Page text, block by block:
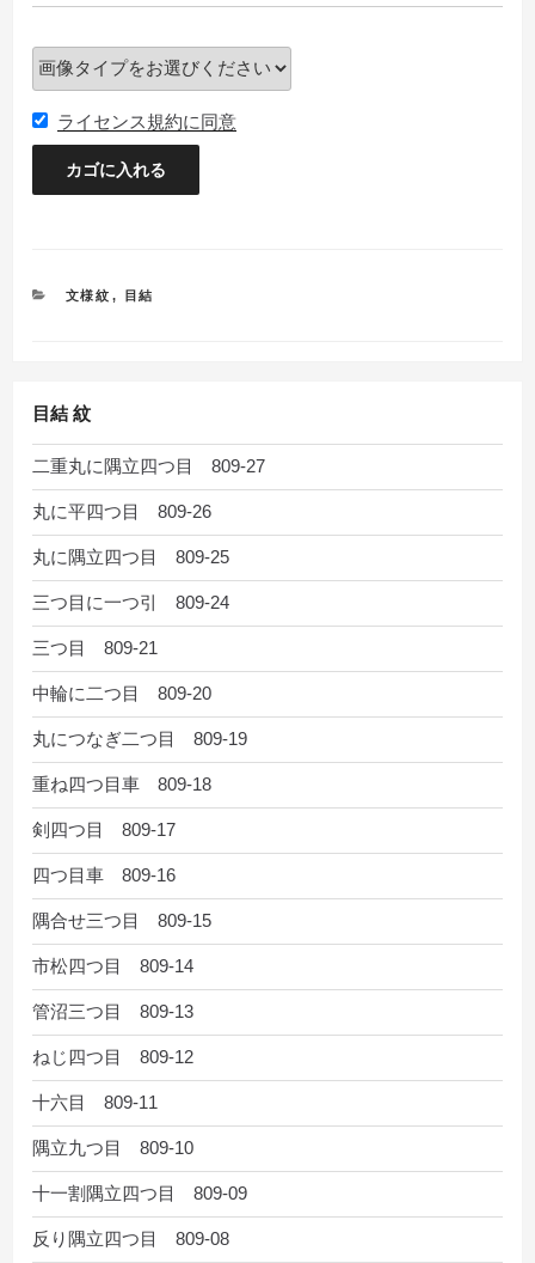
ライセンス規約に同意
カ
文様紋 , 目結
目結 紋
二重丸に隅立四つ目 809-27
丸に平四つ目 809-26
丸に隅立四つ目 809-25
三つ目に一つ引 809-24
三つ目 809-21
中輪に二つ目 809-20
丸につなぎ二つ目 809-19
重ね四つ目車 809-18
剣四つ目 809-17
四つ目車 809-16
隅合せ三つ目 809-15
市松四つ目 809-14
管沼三つ目 809-13
ねじ四つ目 809-12
十六目 809-11
隅立九つ目 809-10
十一割隅立四つ目 809-09
反り隅立四つ目 809-08